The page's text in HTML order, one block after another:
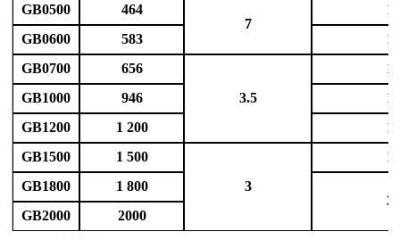
GB0500
464
7
GB0600
583
GB0700
656
3.5
GB1000
946
GB1200
1 200
GB1500
1 500
3
GB1800
1 800
GB2000
2000